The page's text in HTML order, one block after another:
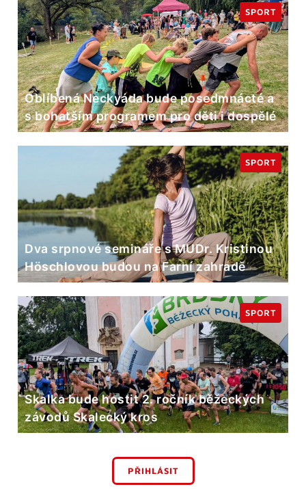
Oblíbená Neckyáda bude posedmnácté a
s bohatším programem pro děti i dospělé
SPORT
Dva srpnové semináře s MUDr. Kristinou
Höschlovou budou na Farní zahradě
SPORT
Skalka bude hostit 2. ročník běžeckých
závodů Skalecký kros
SPORT
PŘIHLÁSIT